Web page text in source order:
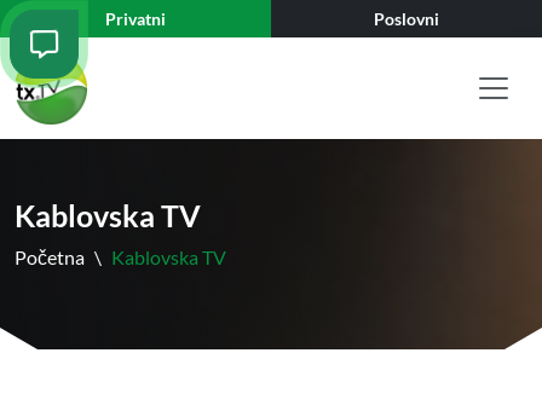
Privatni Poslovni
Kablovska TV
Početna \ Kablovska TV